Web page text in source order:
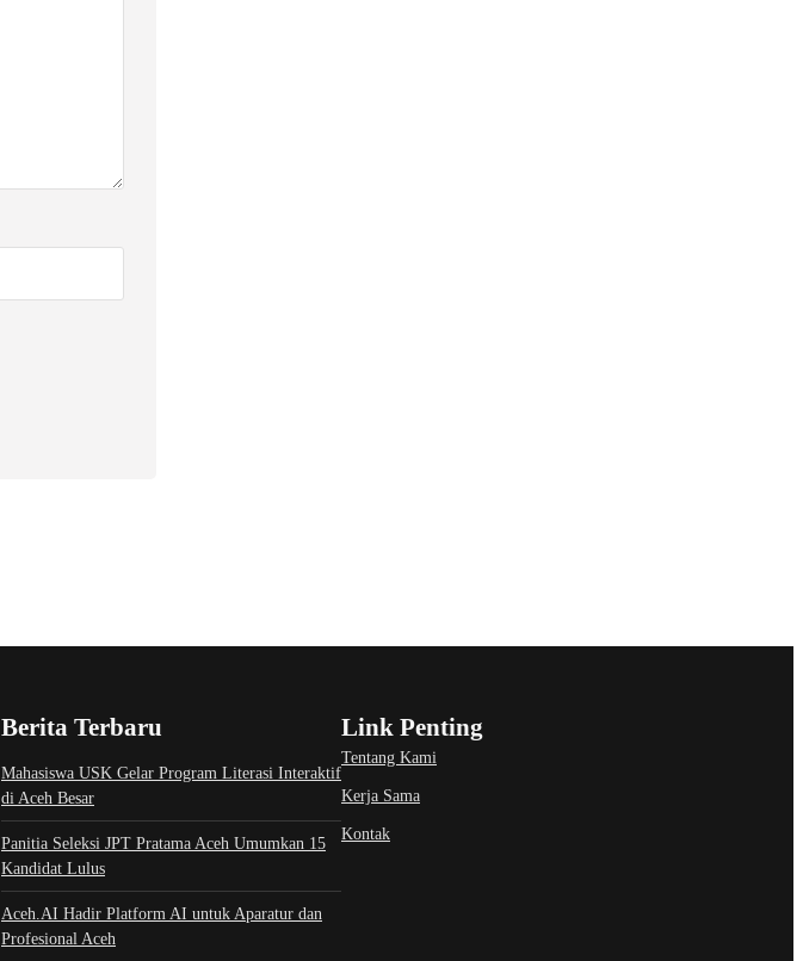
Berita Terbaru
Mahasiswa USK Gelar Program Literasi Interaktif
di Aceh Besar
Panitia Seleksi JPT Pratama Aceh Umumkan 15
Kandidat Lulus
Aceh.AI Hadir Platform AI untuk Aparatur dan
Profesional Aceh
Link Penting
Tentang Kami
Kerja Sama
Kontak